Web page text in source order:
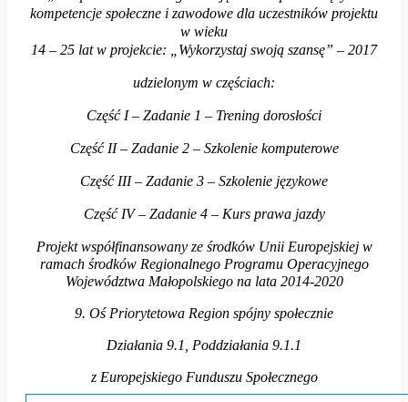
swoją
–
2017
kompetencje społeczne i zawodowe dla uczestników projektu
w wieku
14 – 25 lat w projekcie: „Wykorzystaj swoją szansę” – 2017
udzielonym w częściach:
Część I – Zadanie 1 – Trening dorosłości
Część II – Zadanie 2 – Szkolenie komputerowe
Część III – Zadanie 3 – Szkolenie językowe
Część IV – Zadanie 4 – Kurs prawa jazdy
Projekt współfinansowany ze środków Unii Europejskiej w
ramach środków Regionalnego Programu Operacyjnego
Województwa Małopolskiego na lata 2014-2020
9. Oś Priorytetowa Region spójny społecznie
Działania 9.1, Poddziałania 9.1.1
z Europejskiego Funduszu Społecznego